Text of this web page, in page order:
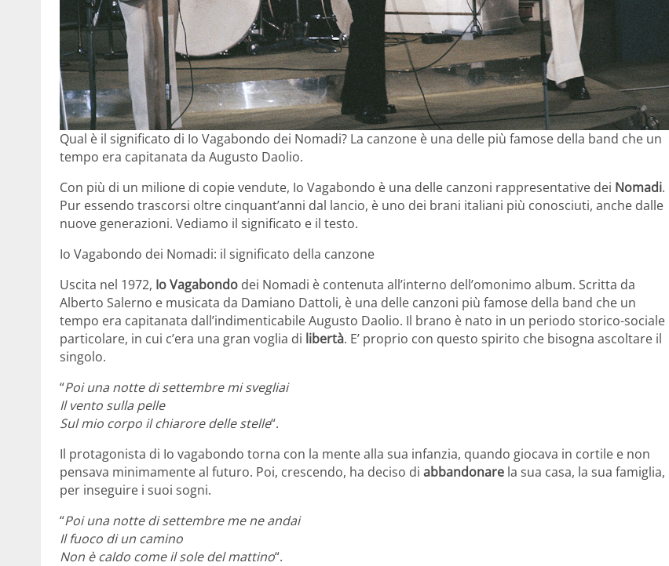
Qual è il significato di Io Vagabondo dei Nomadi? La canzone è una delle più famose della band che un
tempo era capitanata da Augusto Daolio.
Con più di un milione di copie vendute, Io Vagabondo è una delle canzoni rappresentative dei Nomadi.
Pur essendo trascorsi oltre cinquant’anni dal lancio, è uno dei brani italiani più conosciuti, anche dalle
nuove generazioni. Vediamo il significato e il testo.
Io Vagabondo dei Nomadi: il significato della canzone
Uscita nel 1972, Io Vagabondo dei Nomadi è contenuta all’interno dell’omonimo album. Scritta da
Alberto Salerno e musicata da Damiano Dattoli, è una delle canzoni più famose della band che un
tempo era capitanata dall’indimenticabile Augusto Daolio. Il brano è nato in un periodo storico-sociale
particolare, in cui c’era una gran voglia di libertà. E’ proprio con questo spirito che bisogna ascoltare il
singolo.
“Poi una notte di settembre mi svegliai
Il vento sulla pelle
Sul mio corpo il chiarore delle stelle“.
Il protagonista di Io vagabondo torna con la mente alla sua infanzia, quando giocava in cortile e non
pensava minimamente al futuro. Poi, crescendo, ha deciso di abbandonare la sua casa, la sua famiglia,
per inseguire i suoi sogni.
“Poi una notte di settembre me ne andai
Il fuoco di un camino
Non è caldo come il sole del mattino“.